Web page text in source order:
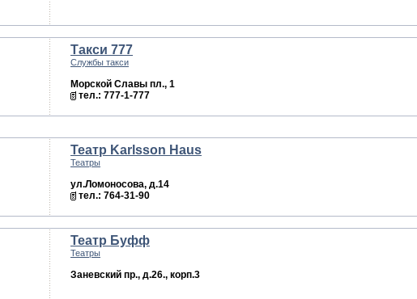
Такси 777
Службы такси
Морской Славы пл., 1
тел.: 777-1-777
Театр Karlsson Haus
Театры
ул.Ломоносова, д.14
тел.: 764-31-90
Театр Буфф
Театры
Заневский пр., д.26., корп.3